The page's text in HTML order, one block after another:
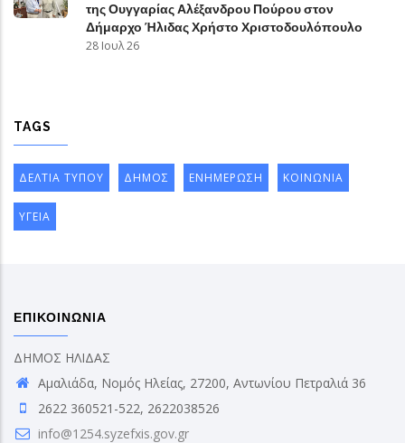
της Ουγγαρίας Αλέξανδρου Πούρου στον
Δήμαρχο Ήλιδας Χρήστο Χριστοδουλόπουλο
28 Ιουλ 26
TAGS
ΔΕΛΤΙΑ ΤΥΠΟΥ ΔΗΜΟΣ ΕΝΗΜΕΡΩΣΗ ΚΟΙΝΩΝΙΑ
ΥΓΕΙΑ
ΕΠΙΚΟΙΝΩΝΙΑ
ΔΗΜΟΣ ΗΛΙΔΑΣ
Αμαλιάδα, Νομός Ηλείας, 27200, Αντωνίου Πετραλιά 36
2622 360521-522, 2622038526
info@1254.syzefxis.gov.gr